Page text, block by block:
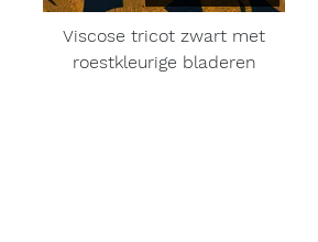
Viscose tricot zwart met
roestkleurige bladeren